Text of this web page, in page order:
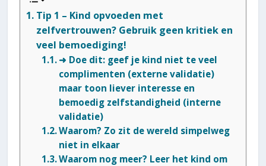
Tip 1 – Kind opvoeden met
zelfvertrouwen? Gebruik geen kritiek en
veel bemoediging!
➜ Doe dit: geef je kind niet te veel
complimenten (externe validatie)
maar toon liever interesse en
bemoedig zelfstandigheid (interne
validatie)
Waarom? Zo zit de wereld simpelweg
niet in elkaar
Waarom nog meer? Leer het kind om